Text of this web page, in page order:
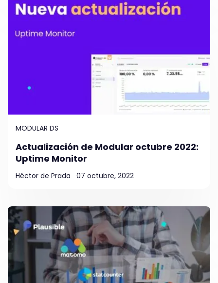
MODULAR DS
Actualización de Modular octubre 2022:
Uptime Monitor
Héctor de Prada 07 octubre, 2022